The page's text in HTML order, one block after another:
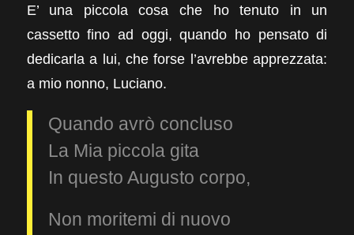
E’ una piccola cosa che ho tenuto in un
cassetto fino ad oggi, quando ho pensato di
dedicarla a lui, che forse l’avrebbe apprezzata:
a mio nonno, Luciano.
Quando avrò concluso
La Mia piccola gita
In questo Augusto corpo,
Non moritemi di nuovo